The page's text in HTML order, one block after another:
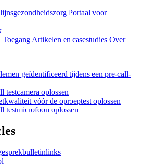
Portaal voor
Toegang Artikelen en casestudies Over
geïdentificeerd tijdens een pre-call-
testcamera oplossen
vóór de oproeptest oplossen
testmicrofoon oplossen